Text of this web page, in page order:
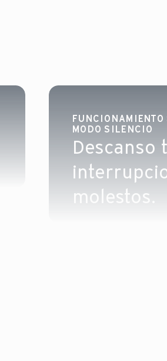
MODO SILENCIO
Descanso
molestos.